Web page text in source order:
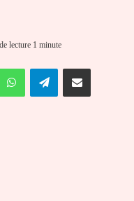
lecture 1 minute
WhatsAppTelegramPartager par email